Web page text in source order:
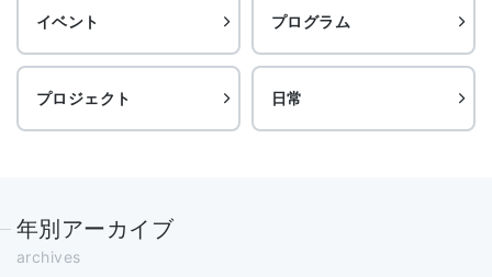
イベント プログラム
プロジェクト 日常
年別アーカイブ
archives